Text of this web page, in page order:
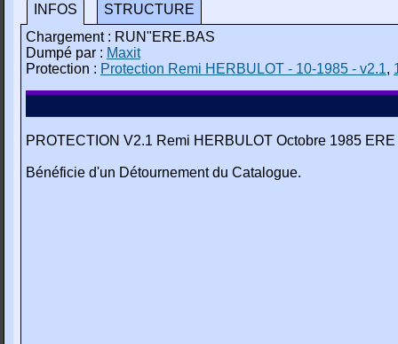
INFOS
STRUCTURE
Chargement : RUN"ERE.BAS
Dumpé par : Maxit
Protection : Protection Remi HERBULOT - 10-1985 - v2.1,
PROTECTION V2.1 Remi HERBULOT Octobre 1985
Bénéficie d'un Détournement du Catalogue.